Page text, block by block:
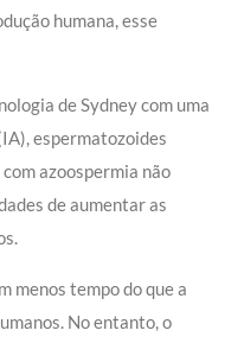
humana, esse
de Sydney com uma
espermatozoides
azoospermia não
de aumentar as
menos tempo do que a
No entanto, o